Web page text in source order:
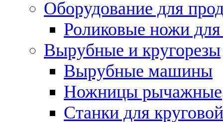
Оборудование для
Роликовые ножи для
Вырубные и кругорезы
Вырубные машины
Ножницы рычажные
Станки для